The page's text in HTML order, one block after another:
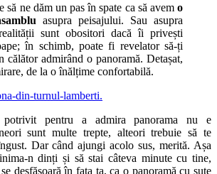
să ne dăm un pas în spate ca să avem o
asupra peisajului. Sau asupra
sunt obositori dacă îi privești
în schimb, poate fi revelator să-ți
călător admirând o panoramă. Detașat,
de la o înălțime confortabilă.
pentru a admira panorama nu e
sunt multe trepte, alteori trebuie să te
Dar când ajungi acolo sus, merită. Așa
n dinți și să stai câteva minute cu tine,
desfășoară în fața ta, ca o panoramă cu sute